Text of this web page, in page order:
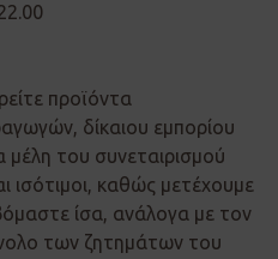
προϊόντα
δίκαιου εμπορίου
μέλη του συνεταιρισμού
ισότιμοι, καθώς μετέχουμε
ίσα, ανάλογα με τον
των ζητημάτων του